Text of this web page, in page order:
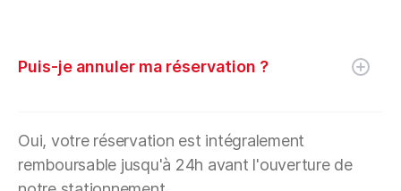
Puis-je annuler ma réservation ?
Oui, votre réservation est intégralement
remboursable jusqu'à 24h avant l'ouverture de